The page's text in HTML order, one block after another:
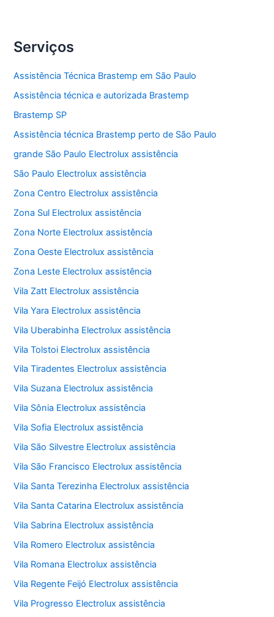
Serviços
Assistência Técnica Brastemp em São Paulo
Assistência técnica e autorizada Brastemp
Brastemp SP
Assistência técnica Brastemp perto de São Paulo
grande São Paulo Electrolux assistência
São Paulo Electrolux assistência
Zona Centro Electrolux assistência
Zona Sul Electrolux assistência
Zona Norte Electrolux assistência
Zona Oeste Electrolux assistência
Zona Leste Electrolux assistência
Vila Zatt Electrolux assistência
Vila Yara Electrolux assistência
Vila Uberabinha Electrolux assistência
Vila Tolstoi Electrolux assistência
Vila Tiradentes Electrolux assistência
Vila Suzana Electrolux assistência
Vila Sônia Electrolux assistência
Vila Sofia Electrolux assistência
Vila São Silvestre Electrolux assistência
Vila São Francisco Electrolux assistência
Vila Santa Terezinha Electrolux assistência
Vila Santa Catarina Electrolux assistência
Vila Sabrina Electrolux assistência
Vila Romero Electrolux assistência
Vila Romana Electrolux assistência
Vila Regente Feijó Electrolux assistência
Vila Progresso Electrolux assistência